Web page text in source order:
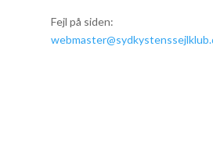
Fejl på siden: